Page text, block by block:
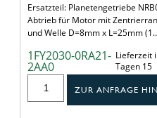
Ersatzteil: Planetengetriebe
Abtrieb für Motor mit
und Welle D=8mm x L=25mm
1FY2030-0RA21-
2AA0
Lieferzeit
Tagen 15
ZUR ANFRAGE